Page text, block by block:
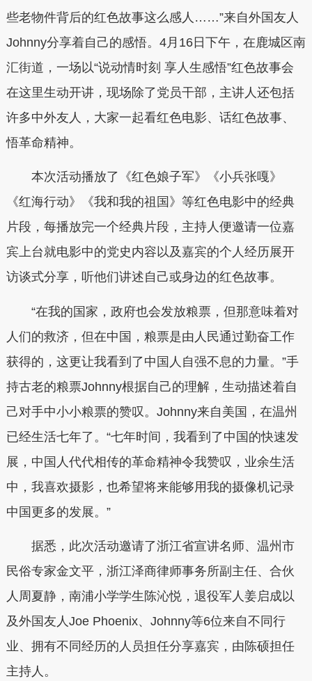
些老物件背后的红色故事这么感人……”来自外国友人
Johnny分享着自己的感悟。4月16日下午，在鹿城区南
汇街道，一场以“说动情时刻 享人生感悟”红色故事会
在这里生动开讲，现场除了党员干部，主讲人还包括
许多中外友人，大家一起看红色电影、话红色故事、
悟革命精神。
本次活动播放了《红色娘子军》《小兵张嘎》
《红海行动》《我和我的祖国》等红色电影中的经典
片段，每播放完一个经典片段，主持人便邀请一位嘉
宾上台就电影中的党史内容以及嘉宾的个人经历展开
访谈式分享，听他们讲述自己或身边的红色故事。
“在我的国家，政府也会发放粮票，但那意味着对
人们的救济，但在中国，粮票是由人民通过勤奋工作
获得的，这更让我看到了中国人自强不息的力量。”手
持古老的粮票Johnny根据自己的理解，生动描述着自
己对手中小小粮票的赞叹。Johnny来自美国，在温州
已经生活七年了。“七年时间，我看到了中国的快速发
展，中国人代代相传的革命精神令我赞叹，业余生活
中，我喜欢摄影，也希望将来能够用我的摄像机记录
中国更多的发展。”
据悉，此次活动邀请了浙江省宣讲名师、温州市
民俗专家金文平，浙江泽商律师事务所副主任、合伙
人周夏静，南浦小学学生陈沁悦，退役军人姜启成以
及外国友人Joe Phoenix、Johnny等6位来自不同行
业、拥有不同经历的人员担任分享嘉宾，由陈硕担任
主持人。